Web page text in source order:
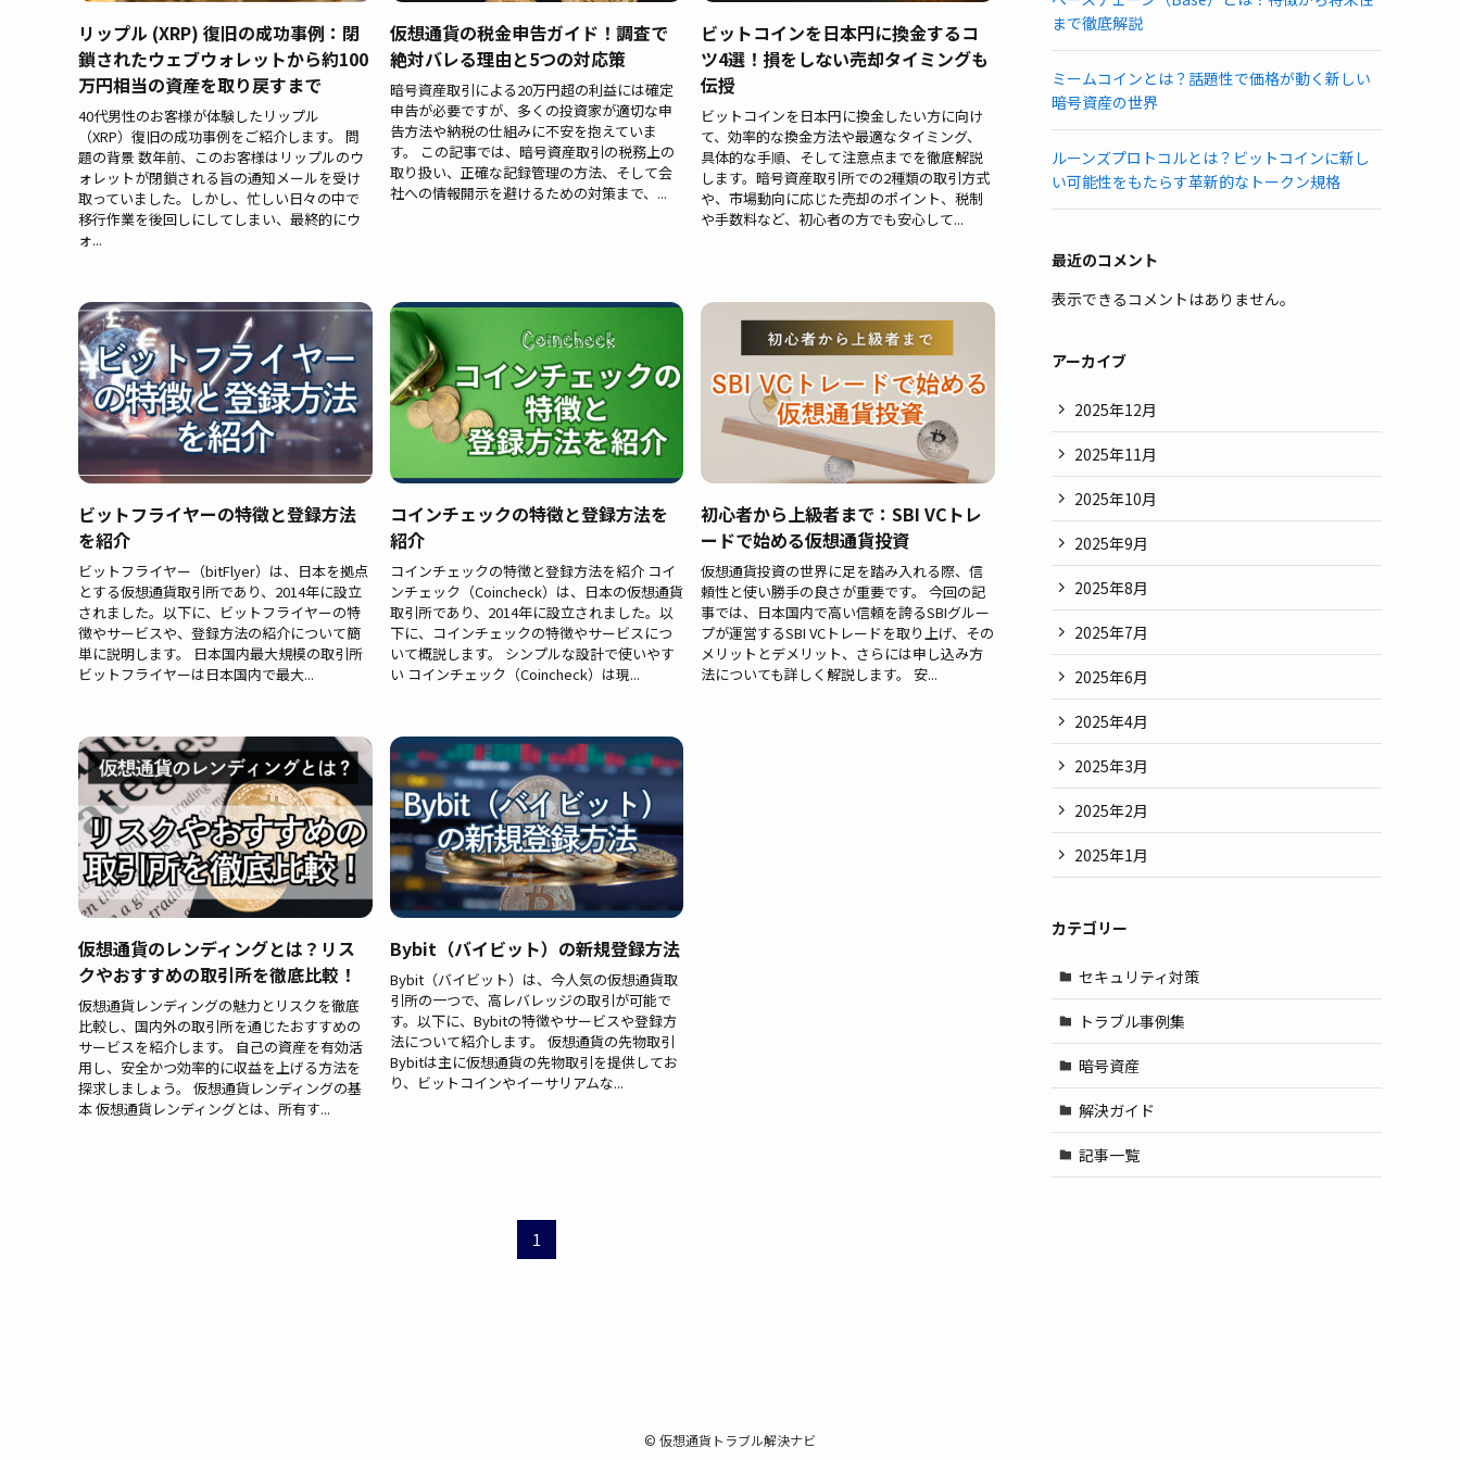
リップル (XRP) 復旧の成功事例：閉
鎖されたウェブウォレットから約100
万円相当の資産を取り戻すまで
40代男性のお客様が体験したリップル
（XRP）復旧の成功事例をご紹介します。 問
題の背景 数年前、このお客様はリップルのウ
ォレットが閉鎖される旨の通知メールを受け
取っていました。しかし、忙しい日々の中で
移行作業を後回しにしてしまい、最終的にウ
ォ...
仮想通貨の税金申告ガイド！調査で
絶対バレる理由と5つの対応策
暗号資産取引による20万円超の利益には確定
申告が必要ですが、多くの投資家が適切な申
告方法や納税の仕組みに不安を抱えていま
す。 この記事では、暗号資産取引の税務上の
取り扱い、正確な記録管理の方法、そして会
社への情報開示を避けるための対策まで、...
ビットコインを日本円に換金するコ
ツ4選！損をしない売却タイミングも
伝授
ビットコインを日本円に換金したい方に向け
て、効率的な換金方法や最適なタイミング、
具体的な手順、そして注意点までを徹底解説
します。暗号資産取引所での2種類の取引方式
や、市場動向に応じた売却のポイント、税制
や手数料など、初心者の方でも安心して...
ビットフライヤーの特徴と登録方法
を紹介
ビットフライヤー（bitFlyer）は、日本を拠点
とする仮想通貨取引所であり、2014年に設立
されました。以下に、ビットフライヤーの特
徴やサービスや、登録方法の紹介について簡
単に説明します。 日本国内最大規模の取引所
ビットフライヤーは日本国内で最大...
コインチェックの特徴と登録方法を
紹介
コインチェックの特徴と登録方法を紹介 コイ
ンチェック（Coincheck）は、日本の仮想通貨
取引所であり、2014年に設立されました。以
下に、コインチェックの特徴やサービスにつ
いて概説します。 シンプルな設計で使いやす
い コインチェック（Coincheck）は現...
初心者から上級者まで：SBI VCトレ
ードで始める仮想通貨投資
仮想通貨投資の世界に足を踏み入れる際、信
頼性と使い勝手の良さが重要です。 今回の記
事では、日本国内で高い信頼を誇るSBIグルー
プが運営するSBI VCトレードを取り上げ、その
メリットとデメリット、さらには申し込み方
法についても詳しく解説します。 安...
仮想通貨のレンディングとは？リス
クやおすすめの取引所を徹底比較！
仮想通貨レンディングの魅力とリスクを徹底
比較し、国内外の取引所を通じたおすすめの
サービスを紹介します。 自己の資産を有効活
用し、安全かつ効率的に収益を上げる方法を
探求しましょう。 仮想通貨レンディングの基
本 仮想通貨レンディングとは、所有す...
Bybit（バイビット）の新規登録方法
Bybit（バイビット）は、今人気の仮想通貨取
引所の一つで、高レバレッジの取引が可能で
す。以下に、Bybitの特徴やサービスや登録方
法について紹介します。 仮想通貨の先物取引
Bybitは主に仮想通貨の先物取引を提供してお
り、ビットコインやイーサリアムな...
1
まで徹底解説
ミームコインとは？話題性で価格が動く新しい
暗号資産の世界
ルーンズプロトコルとは？ビットコインに新し
い可能性をもたらす革新的なトークン規格
最近のコメント
表示できるコメントはありません。
アーカイブ
2025年12月
2025年11月
2025年10月
2025年9月
2025年8月
2025年7月
2025年6月
2025年4月
2025年3月
2025年2月
2025年1月
カテゴリー
セキュリティ対策
トラブル事例集
暗号資産
解決ガイド
記事一覧
© 仮想通貨トラブル解決ナビ